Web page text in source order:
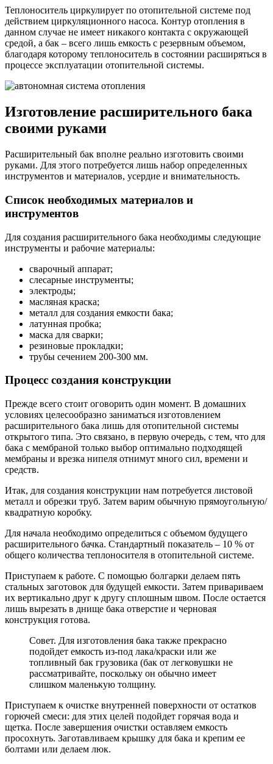
Теплоноситель циркулирует по отопительной системе под
действием циркуляционного насоса. Контур отопления в
данном случае не имеет никакого контакта с окружающей
средой, а бак – всего лишь емкость с резервным объемом,
благодаря которому теплоноситель в состоянии расширяться в
процессе эксплуатации отопительной системы.
Изготовление расширительного бака
своими руками
Расширительный бак вполне реально изготовить своими
руками. Для этого потребуется лишь набор определенных
инструментов и материалов, усердие и внимательность.
Список необходимых материалов и
инструментов
Для создания расширительного бака необходимы следующие
инструменты и рабочие материалы:
сварочный аппарат;
слесарные инструменты;
электроды;
масляная краска;
металл для создания емкости бака;
латунная пробка;
маска для сварки;
резиновые прокладки;
трубы сечением 200-300 мм.
Процесс создания конструкции
Прежде всего стоит оговорить один момент. В домашних
условиях целесообразно заниматься изготовлением
расширительного бака лишь для отопительной системы
открытого типа. Это связано, в первую очередь, с тем, что для
бака с мембраной только выбор оптимально подходящей
мембраны и врезка нипеля отнимут много сил, времени и
средств.
Итак, для создания конструкции нам потребуется листовой
металл и обрезки труб. Затем варим обычную прямоугольную/
квадратную коробку.
Для начала необходимо определиться с объемом будущего
расширительного бачка. Стандартный показатель – 10 % от
общего количества теплоносителя в отопительной системе.
Приступаем к работе. С помощью болгарки делаем пять
стальных заготовок для будущей емкости. Затем привариваем
их вертикально друг к другу сплошным швом. После остается
лишь вырезать в днище бака отверстие и черновая
конструкция готова.
Совет. Для изготовления бака также прекрасно
подойдет емкость из-под лака/краски или же
топливный бак грузовика (бак от легковушки не
рассматривайте, поскольку он обычно имеет
слишком маленькую толщину.
Приступаем к очистке внутренней поверхности от остатков
горючей смеси: для этих целей подойдет горячая вода и
щетка. После завершения очистки оставляем емкость
просохнуть. Заготавливаем крышку для бака и крепим ее
болтами или делаем люк.